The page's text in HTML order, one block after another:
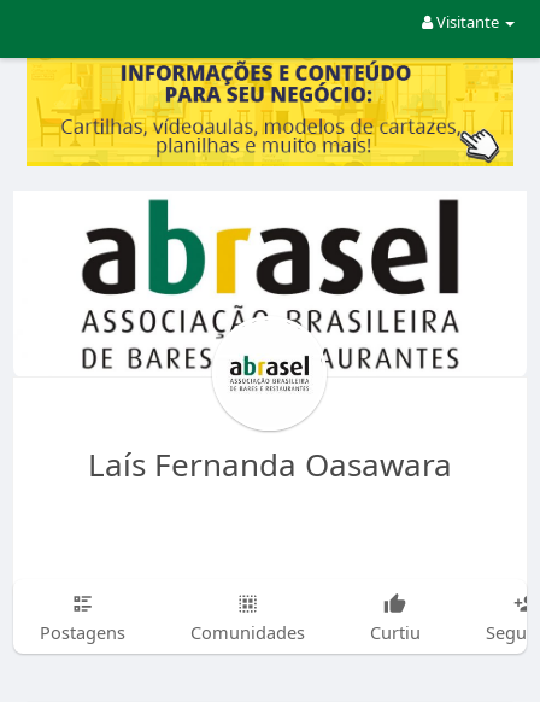
Visitante
Laís Fernanda Oasawara
Postagens Comunidades Curtiu